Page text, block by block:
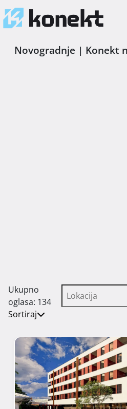
Novogradnje | Konekt
Ukupno
oglasa: 134
Sortiraj